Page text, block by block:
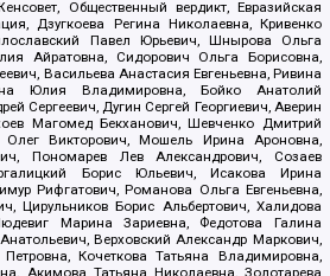
Общественный вердикт, Евразийская
Дзугкоева Регина Николаевна, Кривенко
Павел Юрьевич, Шнырова Ольга
Айратовна, Сидорович Ольга Борисовна,
Васильева Анастасия Евгеньевна, Ривина
Юлия Владимировна, Бойко Анатолий
Сергеевич, Дугин Сергей Георгиевич, Аверин
Магомед Бекханович, Шевченко Дмитрий
Олег Викторович, Мошель Ирина Ароновна,
Пономарев Лев Александрович, Созаев
Борис Юльевич, Исакова Ирина
Рифгатович, Романова Ольга Евгеньевна,
Цирульников Борис Альбертович, Халидова
Марина Зариевна, Федотова Галина
Верховский Александр Маркович,
Кочеткова Татьяна Владимировна,
Акимова Татьяна Николаевна, Золотарева